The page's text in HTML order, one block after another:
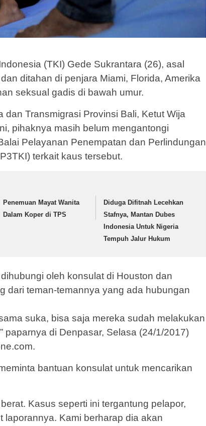
(TKI) Gede Sukrantara (26), asal
ditahan di penjara Miami, Florida, Amerika
seksual gadis di bawah umur.
dan Transmigrasi Provinsi Bali, Ketut Wija
pihaknya masih belum mengantongi
Pelayanan Penempatan dan Perlindungan
terkait kaus tersebut.
Penemuan Mayat Wanita
Dalam Koper di TPS
Diduga Difitnah Lecehkan
Stafnya, Mantan Dubes
Indonesia Untuk Nigeria
Tempuh Jalur Hukum
oleh konsulat di Houston dan
dari teman-temannya yang ada hubungan
suka, bisa saja mereka sudah melakukan
paparnya di Denpasar, Selasa (24/1/2017)
bantuan konsulat untuk mencarikan
Kasus seperti ini tergantung pelapor,
laporannya. Kami berharap dia akan